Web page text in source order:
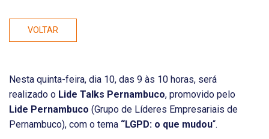
VOLTAR
Nesta quinta-feira, dia 10, das 9 às 10 horas, será
realizado o Lide Talks Pernambuco, promovido pelo
Lide Pernambuco (Grupo de Líderes Empresariais de
Pernambuco), com o tema “LGPD: o que mudou“.